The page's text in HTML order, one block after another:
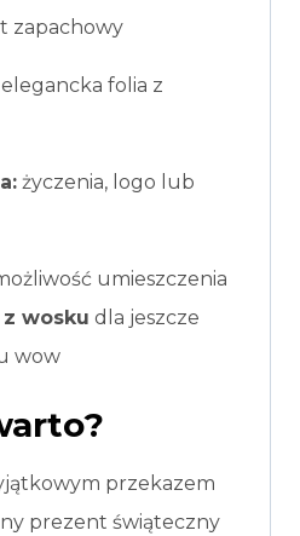
zapachowy
elegancka folia z
życzenia, logo lub
umieszczenia
wosku dla jeszcze
wow
przekazem
prezent świąteczny